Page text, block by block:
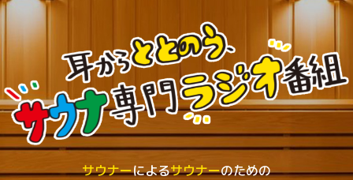
サウナーによるサウナーのための